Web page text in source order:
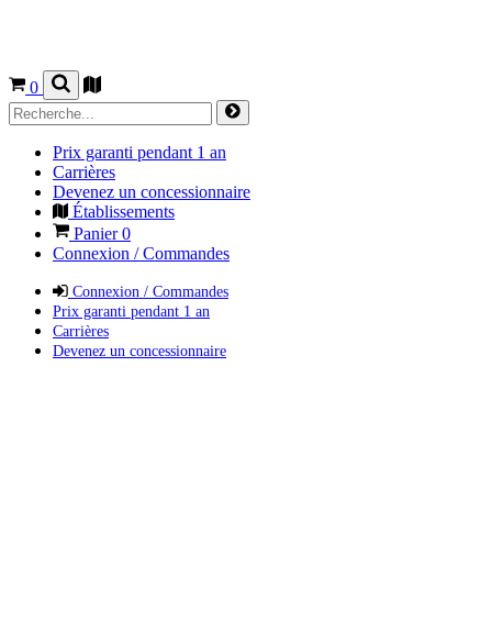
0
Prix garanti pendant 1 an
Carrières
Devenez un concessionnaire
Établissements
Panier0
Connexion / Commandes
Connexion / Commandes
Prix garanti pendant 1 an
Carrières
Devenez un concessionnaire